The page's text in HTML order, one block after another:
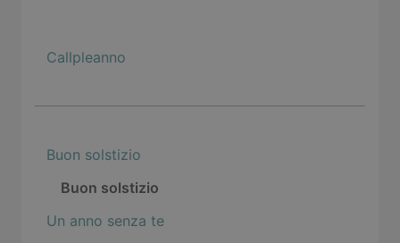
Callpleanno
Buon solstizio
Buon solstizio
Un anno senza te